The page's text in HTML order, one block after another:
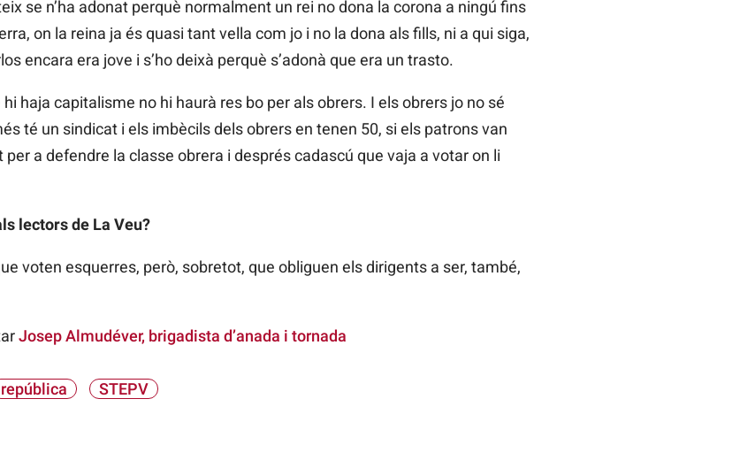
se n’ha adonat perquè normalment un rei no dona la corona a ningú fins
on la reina ja és quasi tant vella com jo i no la dona als fills, ni a qui siga,
encara era jove i s’ho deixà perquè s’adonà que era un trasto.
haja capitalisme no hi haurà res bo per als obrers. I els obrers jo no sé
té un sindicat i els imbècils dels obrers en tenen 50, si els patrons van
a defendre la classe obrera i després cadascú que vaja a votar on li
lectors de La Veu?
voten esquerres, però, sobretot, que obliguen els dirigents a ser, també,
Josep Almudéver, brigadista d’anada i tornada
república STEPV